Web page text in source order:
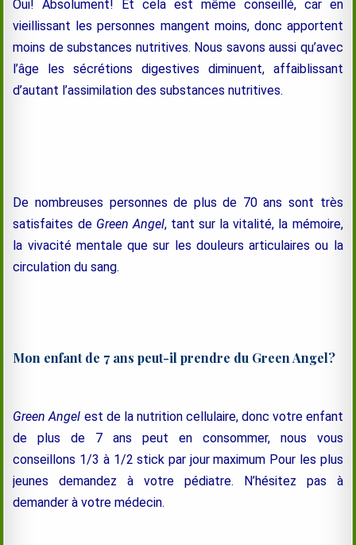
Oui! Absolument! Et cela est même conseillé, car en
vieillissant les personnes mangent moins, donc apportent
moins de substances nutritives. Nous savons aussi qu’avec
l’âge les sécrétions digestives diminuent, affaiblissant
d’autant l’assimilation des substances nutritives.
De nombreuses personnes de plus de 70 ans sont très
satisfaites de Green Angel, tant sur la vitalité, la mémoire,
la vivacité mentale que sur les douleurs articulaires ou la
circulation du sang.
Mon enfant de 7 ans peut-il prendre du Green Angel?
Green Angel est de la nutrition cellulaire, donc votre enfant
de plus de 7 ans peut en consommer, nous vous
conseillons 1/3 à 1/2 stick par jour maximum Pour les plus
jeunes demandez à votre pédiatre. N’hésitez pas à
demander à votre médecin.